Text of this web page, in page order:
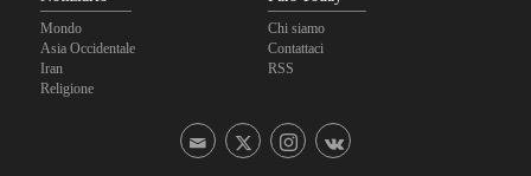
Mondo
Asia Occidentale
Iran
Religione
Chi siamo
Contattaci
RSS